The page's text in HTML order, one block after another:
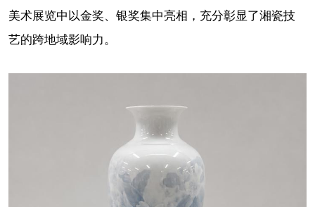
美术展览中以金奖、银奖集中亮相，充分彰显了湘瓷技
艺的跨地域影响力。